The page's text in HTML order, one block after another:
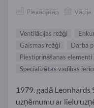
Piegādātājs Vācija
Ventilācijas režģi
Gaismas režģi
Darba
Piestiprināšanas elementi
Specializētas vadības
1979. gadā
uzņēmumu ar lielu